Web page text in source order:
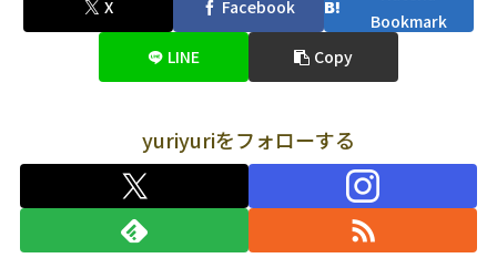
X Facebook
Bookmark
LINE
Copy
yuriyuriをフォローする